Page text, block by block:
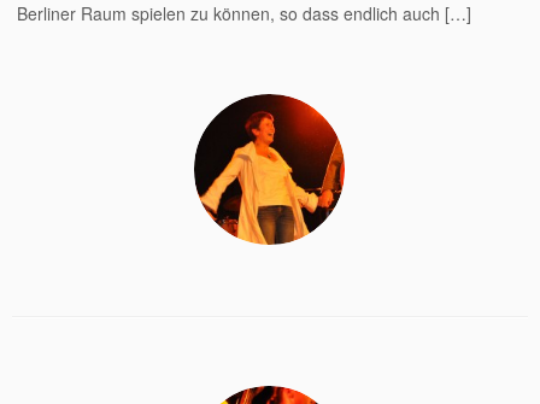
Berliner Raum spielen zu können, so dass endlich auch […]